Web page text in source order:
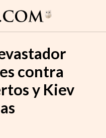
contra
y Kiev